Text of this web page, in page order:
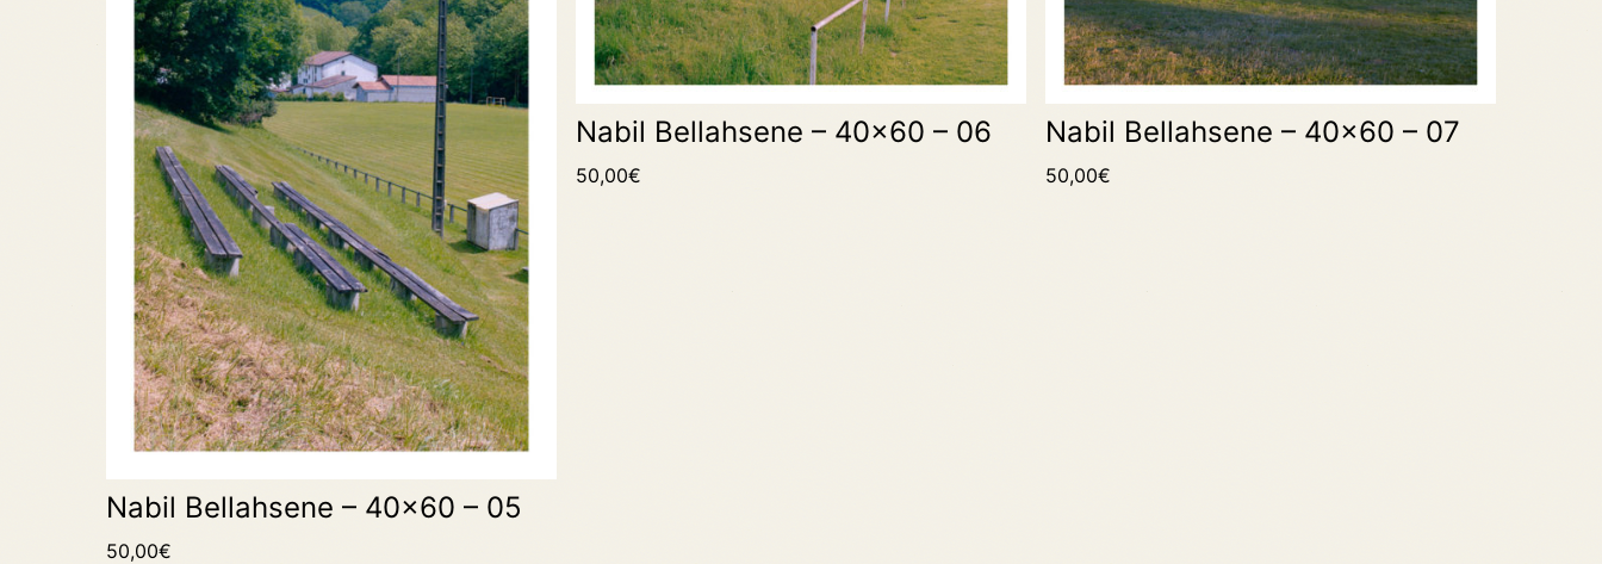
Nabil Bellahsene – 40×60 – 05
50,00€
Nabil Bellahsene – 40×60 – 06
50,00€
Nabil Bellahsene – 40×60 – 07
50,00€